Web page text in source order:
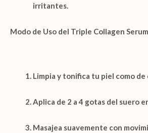
irritantes.
Modo de Uso del Triple Collagen
Limpia y tonifica tu piel como de
Aplica de 2 a 4 gotas del suero
Masajea suavemente con